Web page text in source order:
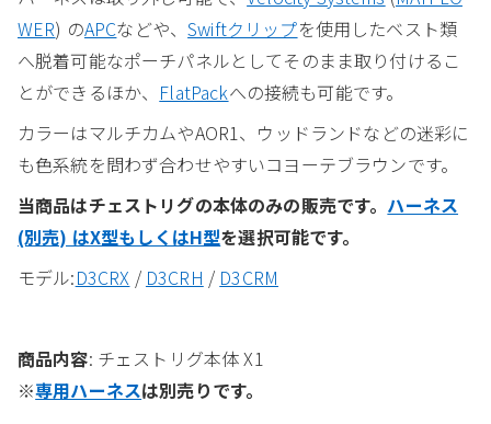
WER) のAPCなどや、Swiftクリップを使用したベスト類
へ脱着可能なポーチパネルとしてそのまま取り付けるこ
とができるほか、 FlatPackへの接続も可能です。
カラーはマルチカムやAOR1、ウッドランドなどの迷彩に
も色系統を問わず合わせやすいコヨーテブラウンです。
当商品はチェストリグの本体のみの販売です。 ハーネス
(別売) はX型もしくはH型を選択可能です。
モデル:D3CRX / D3CRH / D3CRM
商品内容: チェストリグ本体 X1
※専用ハーネスは別売りです。